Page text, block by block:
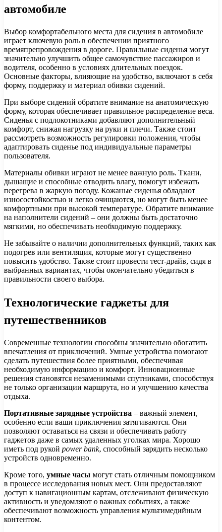
автомобиле
Выбор комфортабельного места для сидения в автомобиле
играет ключевую роль в обеспечении приятного
времяпрепровождения в дороге. Правильные сиденья могут
значительно улучшить общее самочувствие пассажиров и
водителя, особенно в условиях длительных поездок.
Основные факторы, влияющие на удобство, включают в себя
форму, поддержку и материал обивки сидений.
При выборе сидений обратите внимание на анатомическую
форму, которая обеспечивает правильное распределение веса.
Сиденья с подлокотниками добавляют дополнительный
комфорт, снижая нагрузку на руки и плечи. Также стоит
рассмотреть возможность регулировки положения, чтобы
адаптировать сиденье под индивидуальные параметры
пользователя.
Материалы обивки играют не менее важную роль. Ткани,
дышащие и способные отводить влагу, помогут избежать
перегрева в жаркую погоду. Кожаные сиденья обладают
износостойкостью и легко очищаются, но могут быть менее
комфортными при высокой температуре. Обратите внимание
на наполнители сидений – они должны быть достаточно
мягкими, но обеспечивать необходимую поддержку.
Не забывайте о наличии дополнительных функций, таких как
подогрев или вентиляция, которые могут существенно
повысить удобство. Также стоит провести тест-драйв, сидя в
выбранных вариантах, чтобы окончательно убедиться в
правильности своего выбора.
Технологические гаджеты для
путешественников
Современные технологии способны значительно обогатить
впечатления от приключений. Умные устройства помогают
сделать путешествия более приятными, обеспечивая
необходимую информацию и комфорт. Инновационные
решения становятся незаменимыми спутниками, способствуя
не только организации маршрута, но и улучшению качества
отдыха.
Портативные зарядные устройства – важный элемент,
особенно если ваши приключения затягиваются. Они
позволяют оставаться на связи и обеспечивать работу
гаджетов даже в самых удаленных уголках мира. Хорошо
иметь под рукой power bank, способный зарядить несколько
устройств одновременно.
Кроме того, умные часы могут стать отличным помощником
в процессе исследования новых мест. Они предоставляют
доступ к навигационным картам, отслеживают физическую
активность и уведомляют о важных событиях, а также
обеспечивают возможность управления мультимедийным
контентом.